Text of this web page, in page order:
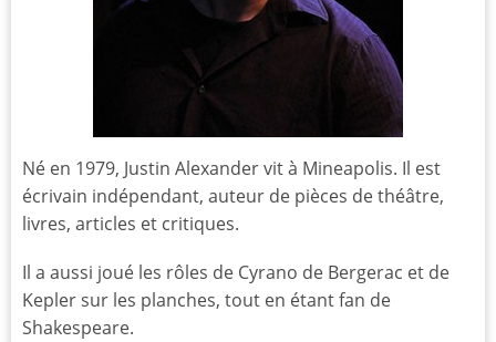
Né en 1979, Justin Alexander vit à Mineapolis. Il est
écrivain indépendant, auteur de pièces de théâtre,
livres, articles et critiques.
Il a aussi joué les rôles de Cyrano de Bergerac et de
Kepler sur les planches, tout en étant fan de
Shakespeare.